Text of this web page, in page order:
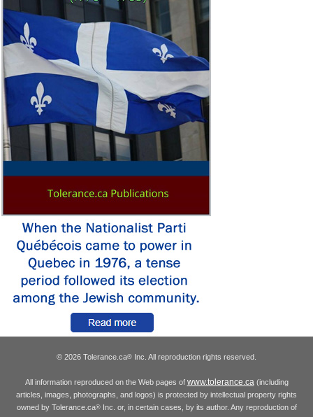
© 2026 Tolerance.ca® Inc. All reproduction rights reserved.
All information reproduced on the Web pages of www.tolerance.ca(including
articles, images, photographs, and logos) is protected by intellectual property rights
owned by Tolerance.ca®Inc. or, in certain cases, by its author. Any reproduction of